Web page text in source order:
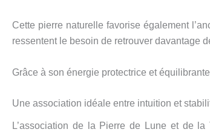
Cette pierre naturelle favorise également
ressentent le besoin de retrouver davantage
Grâce à son énergie protectrice et
Une association idéale entre intuition et
L’association de la Pierre de Lune et de